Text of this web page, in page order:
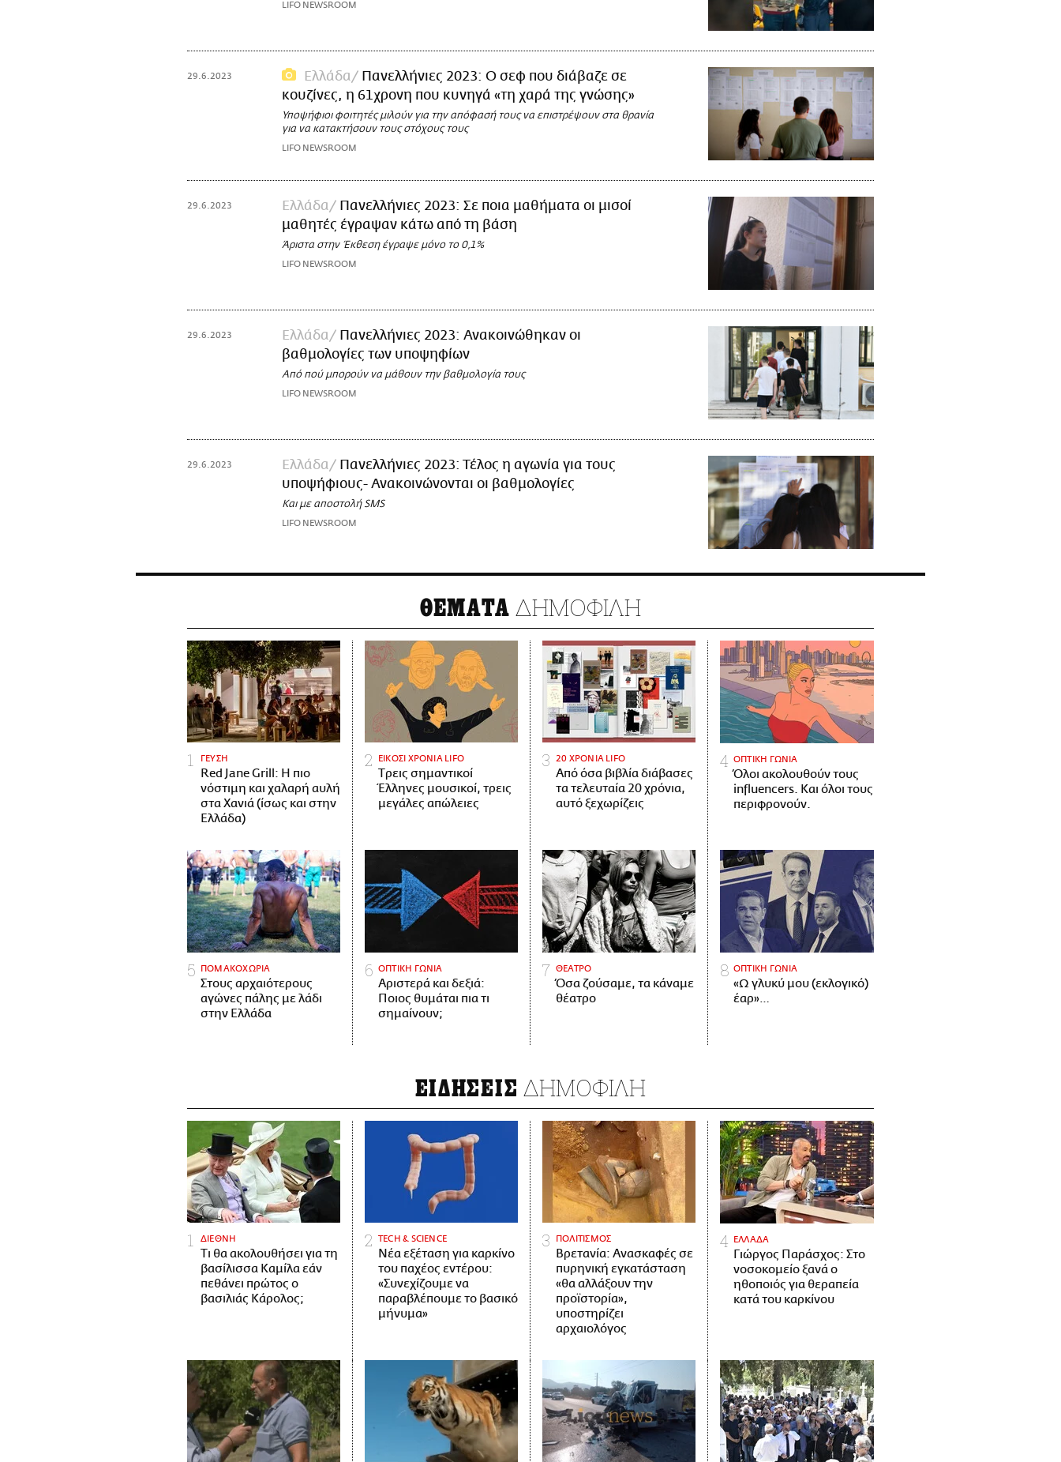
LIFO NEWSROOM
29.6.2023 Ελλάδα
Πανελλήνιες 2023: Ο σεφ που διάβαζε σε
κουζίνες, η 61χρονη που κυνηγά «τη χαρά της γνώσης»
Υποψήφιοι φοιτητές μιλούν για την απόφασή τους να επιστρέψουν στα θρανία
για να κατακτήσουν τους στόχους τους
LIFO NEWSROOM
29.6.2023 Ελλάδα
Πανελλήνιες 2023: Σε ποια μαθήματα οι μισοί
μαθητές έγραψαν κάτω από τη βάση
Άριστα στην Έκθεση έγραψε μόνο το 0,1%
LIFO NEWSROOM
29.6.2023 Ελλάδα
Πανελλήνιες 2023: Ανακοινώθηκαν οι
βαθμολογίες των υποψηφίων
Από πού μπορούν να μάθουν την βαθμολογία τους
LIFO NEWSROOM
29.6.2023 Ελλάδα
Πανελλήνιες 2023: Τέλος η αγωνία για τους
υποψήφιους- Ανακοινώνονται οι βαθμολογίες
Και με αποστολή SMS
LIFO NEWSROOM
ΘΕΜΑΤΑ ΔΗΜΟΦΙΛΗ
ΓΕΥΣΗ
Red Jane Grill: Η πιο
νόστιμη και χαλαρή αυλή
στα Χανιά (ίσως και στην
Ελλάδα)
ΕΙΚΟΣΙ ΧΡΟΝΙΑ LIFO
Tρεις σημαντικοί
Έλληνες μουσικοί, τρεις
μεγάλες απώλειες
20 ΧΡΟΝΙΑ LIFO
Από όσα βιβλία διάβασες
τα τελευταία 20 χρόνια,
αυτό ξεχωρίζεις
ΟΠΤΙΚΗ ΓΩΝΙΑ
Όλοι ακολουθούν τους
influencers. Και όλοι τους
περιφρονούν.
ΠΟΜΑΚΟΧΩΡΙΑ
Στους αρχαιότερους
αγώνες πάλης με λάδι
στην Ελλάδα
ΟΠΤΙΚΗ ΓΩΝΙΑ
Αριστερά και δεξιά:
Ποιος θυμάται πια τι
σημαίνουν;
ΘΕΑΤΡΟ
Όσα ζούσαμε, τα κάναμε
θέατρο
ΟΠΤΙΚΗ ΓΩΝΙΑ
«Ω γλυκύ μου (εκλογικό)
έαρ»…
ΕΙΔΗΣΕΙΣ ΔΗΜΟΦΙΛΗ
ΔΙΕΘΝΗ
Τι θα ακολουθήσει για τη
βασίλισσα Καμίλα εάν
πεθάνει πρώτος ο
βασιλιάς Κάρολος;
ΤECH & SCIENCE
Νέα εξέταση για καρκίνο
του παχέος εντέρου:
«Συνεχίζουμε να
παραβλέπουμε το βασικό
μήνυμα»
ΠΟΛΙΤΙΣΜΟΣ
Βρετανία: Ανασκαφές σε
πυρηνική εγκατάσταση
«θα αλλάξουν την
προϊστορία»,
υποστηρίζει
αρχαιολόγος
ΕΛΛΑΔΑ
Γιώργος Παράσχος: Στο
νοσοκομείο ξανά ο
ηθοποιός για θεραπεία
κατά του καρκίνου